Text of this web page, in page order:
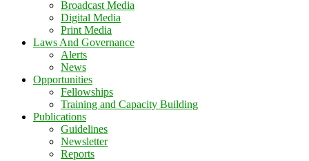
Broadcast Media
Digital Media
Print Media
Laws And Governance
Alerts
News
Opportunities
Fellowships
Training and Capacity Building
Publications
Guidelines
Newsletter
Reports